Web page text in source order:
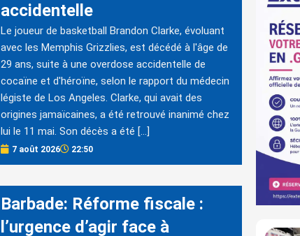
accidentelle
Le joueur de basketball Brandon Clarke, évoluant
avec les Memphis Grizzlies, est décédé à l'âge de
29 ans, suite à une overdose accidentelle de
cocaïne et d'héroïne, selon le rapport du médecin
légiste de Los Angeles. Clarke, qui avait des
origines jamaïcaines, a été retrouvé inanimé chez
lui le 11 mai. Son décès a été […]
7 août 2026 22:50
Barbade: Réforme fiscale :
l’urgence d’agir face à